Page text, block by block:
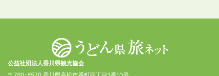
公益社団法人香川県観光協会